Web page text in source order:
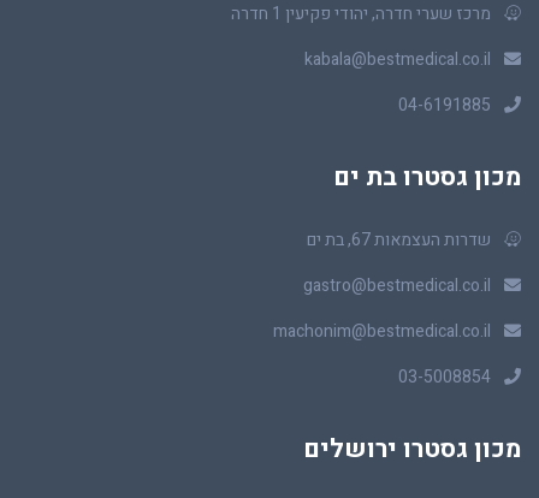
מרכז שערי חדרה, יהודי פקיעין 1 חדרה
kabala@bestmedical.co.il
04-6191885
מכון גסטרו בת ים
שדרות העצמאות 67, בת ים
gastro@bestmedical.co.il
machonim@bestmedical.co.il
03-5008854
מכון גסטרו ירושלים